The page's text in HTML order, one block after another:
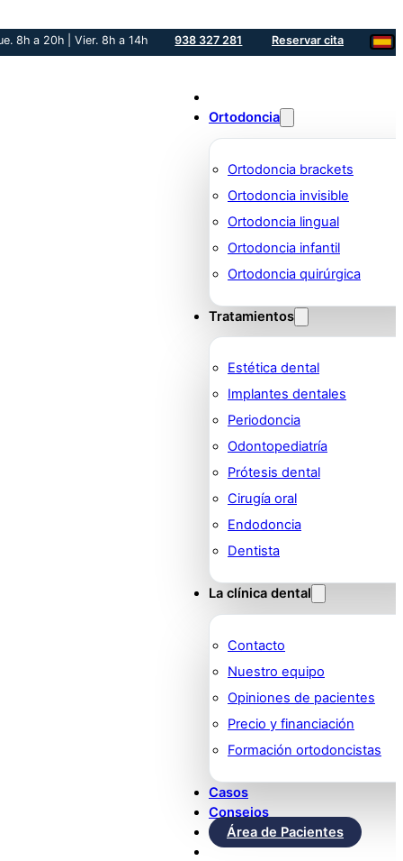
8h a 20h | Vier. 8h a 14h 938 327 281 Reservar cita
Ortodoncia
Ortodoncia brackets
Ortodoncia invisible
Ortodoncia lingual
Ortodoncia infantil
Ortodoncia quirúrgica
Tratamientos
Estética dental
Implantes dentales
Periodoncia
Odontopediatría
Prótesis dental
Cirugía oral
Endodoncia
Dentista
La clínica dental
Contacto
Nuestro equipo
Opiniones de pacientes
Precio y financiación
Formación ortodoncistas
Casos
Consejos
Área de Pacientes